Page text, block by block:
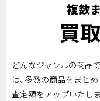
複数
買
どんなジャンルの商品
は、多数の商品をまと
査定額をアップいたしま